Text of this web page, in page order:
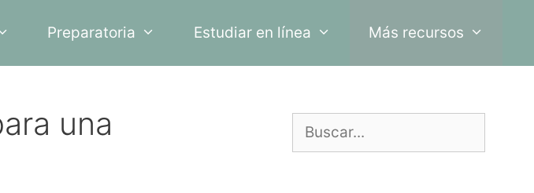
Preparatoria Estudiar en línea Más recursos
una
Buscar: